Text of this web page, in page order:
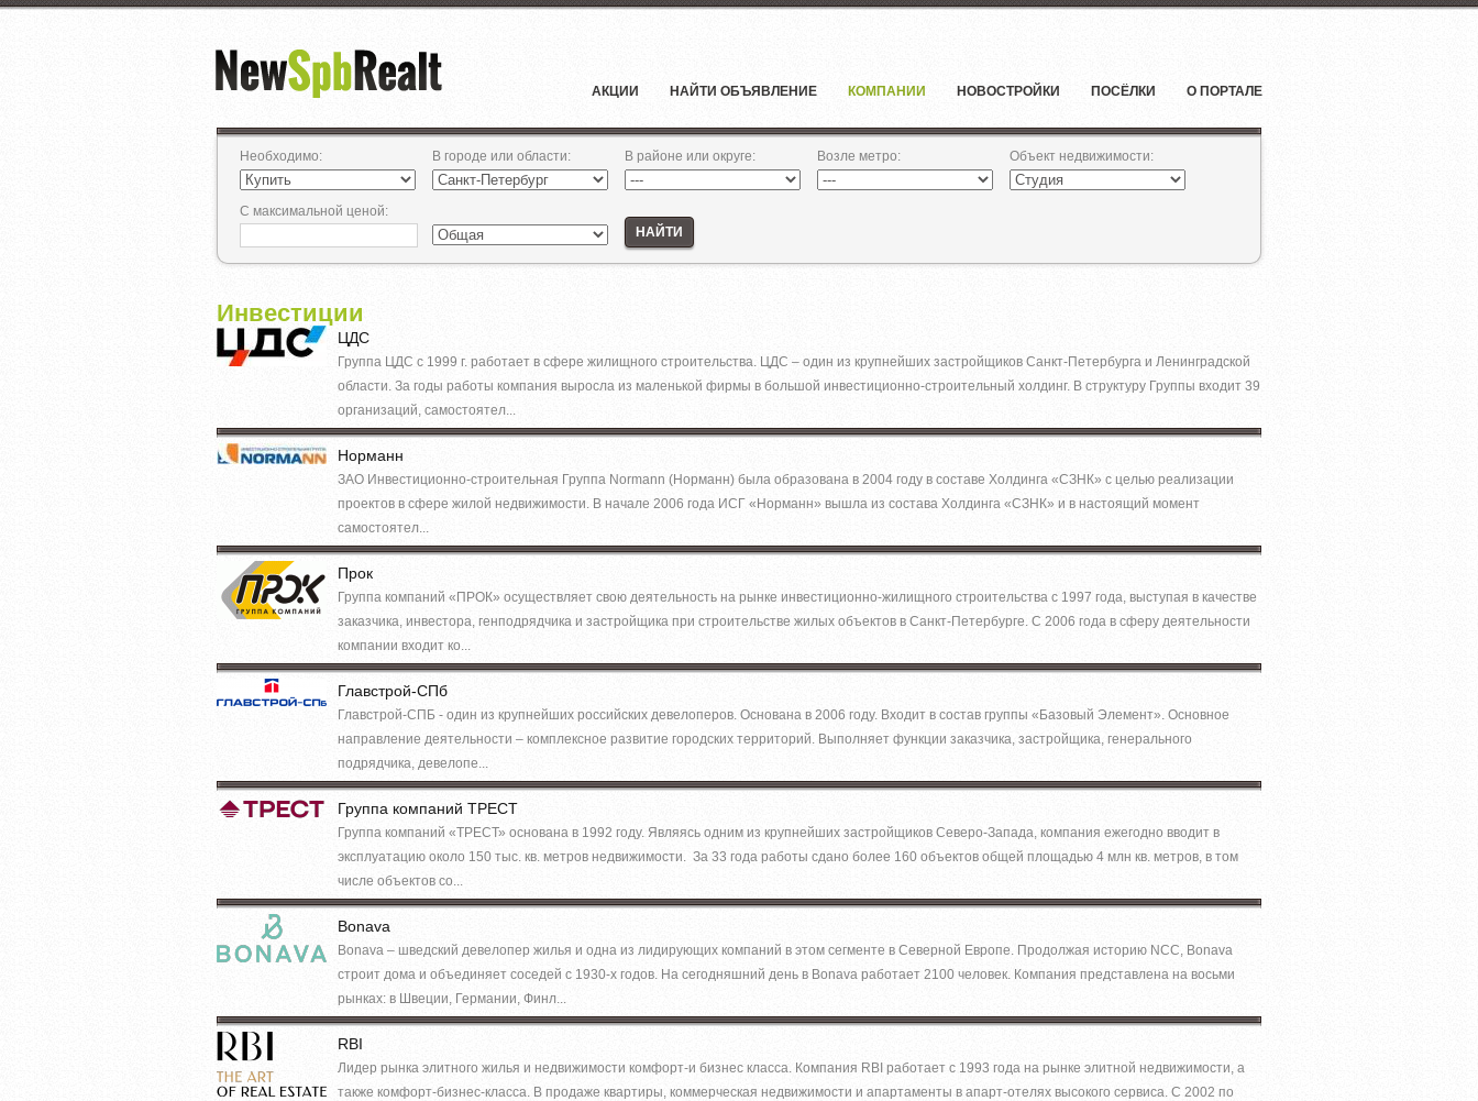
АКЦИИ НАЙТИ ОБЪЯВЛЕНИЕ КОМПАНИИ НОВОСТРОЙКИ ПОСЁЛКИ О ПОРТАЛЕ
Необходимо: В городе или области: В районе или округе: Возле метро: Объект недвижимости:
С максимальной ценой:
НАЙТИ
Инвестиции
ЦДС
Группа ЦДС с 1999 г. работает в сфере жилищного строительства. ЦДС – один из крупнейших застройщиков Санкт-Петербурга и Ленинградской
области. За годы работы компания выросла из маленькой фирмы в большой инвестиционно-строительный холдинг. В структуру Группы входит 39
организаций, самостоятел...
Норманн
ЗАО Инвестиционно-строительная Группа Normann (Норманн) была образована в 2004 году в составе Холдинга «СЗНК» с целью реализации
проектов в сфере жилой недвижимости. В начале 2006 года ИСГ «Норманн» вышла из состава Холдинга «СЗНК» и в настоящий момент
самостоятел...
Прок
Группа компаний «ПРОК» осуществляет свою деятельность на рынке инвестиционно-жилищного строительства с 1997 года, выступая в качестве
заказчика, инвестора, генподрядчика и застройщика при строительстве жилых объектов в Санкт-Петербурге. С 2006 года в сферу деятельности
компании входит ко...
Главстрой-СПб
Главстрой-СПБ - один из крупнейших российских девелоперов. Основана в 2006 году. Входит в состав группы «Базовый Элемент». Основное
направление деятельности – комплексное развитие городских территорий. Выполняет функции заказчика, застройщика, генерального
подрядчика, девелопе...
Группа компаний ТРЕСТ
Группа компаний «ТРЕСТ» основана в 1992 году. Являясь одним из крупнейших застройщиков Северо-Запада, компания ежегодно вводит в
эксплуатацию около 150 тыс. кв. метров недвижимости. За 33 года работы сдано более 160 объектов общей площадью 4 млн кв. метров, в том
числе объектов со...
Bonava
Bonava – шведский девелопер жилья и одна из лидирующих компаний в этом сегменте в Северной Европе. Продолжая историю NCC, Bonava
строит дома и объединяет соседей с 1930-х годов. На сегодняшний день в Bonava работает 2100 человек. Компания представлена на восьми
рынках: в Швеции, Германии, Финл...
RBI
Лидер рынка элитного жилья и недвижимости комфорт-и бизнес класса. Компания RBI работает с 1993 года на рынке элитной недвижимости, а
также комфорт-бизнес-класса. В продаже квартиры, коммерческая недвижимости и апартаменты в апарт-отелях высокого сервиса. С 2002 по